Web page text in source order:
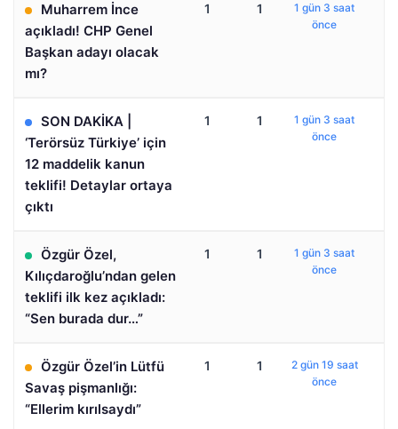
Muharrem İnce
açıkladı! CHP Genel
Başkan adayı olacak
mı?
1 1
1 gün 3 saat
önce
SON DAKİKA |
‘Terörsüz Türkiye’ için
12 maddelik kanun
teklifi! Detaylar ortaya
çıktı
1 1
1 gün 3 saat
önce
Özgür Özel,
Kılıçdaroğlu’ndan gelen
teklifi ilk kez açıkladı:
“Sen burada dur…”
1 1
1 gün 3 saat
önce
Özgür Özel’in Lütfü
Savaş pişmanlığı:
“Ellerim kırılsaydı”
1 1
2 gün 19 saat
önce